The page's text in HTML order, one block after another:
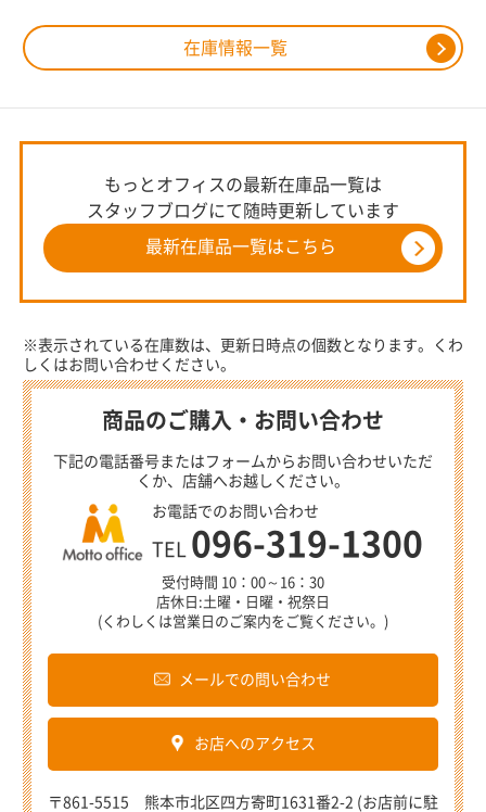
在庫情報一覧
もっとオフィスの最新在庫品一覧は
スタッフブログにて随時更新しています
最新在庫品一覧はこちら
※表示されている在庫数は、更新日時点の個数となります。くわ
しくはお問い合わせください。
商品のご購入・お問い合わせ
下記の電話番号またはフォームからお問い合わせいただ
くか、店舗へお越しください。
お電話でのお問い合わせ
TEL 096-319-1300
受付時間 10：00～16：30
店休日:土曜・日曜・祝祭日
(くわしくは営業日のご案内をご覧ください。)
メールでの問い合わせ
お店へのアクセス
〒861-5515 熊本市北区四方寄町1631番2-2 (お店前に駐